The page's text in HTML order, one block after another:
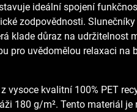
ideální spojení
zodpovědnosti.
klade důraz na udržitelnost
pro uvědomělou relaxaci na
vysoce kvalitní 100% PET
180 g/m². Tento materiál je